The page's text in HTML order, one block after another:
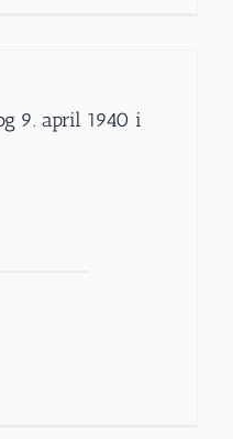
9. april 1940 i